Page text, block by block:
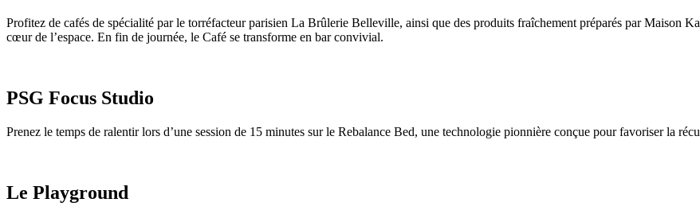
Profitez de cafés de spécialité par le torréfacteur parisien La Brûlerie Belleville, ainsi que des produits fraîchement préparés par Maison
cœur de l’espace. En fin de journée, le Café se transforme en bar convivial.
PSG Focus Studio
Prenez le temps de ralentir lors d’une session de 15 minutes sur le Rebalance Bed, une technologie pionnière conçue pour favoriser la
Le Playground